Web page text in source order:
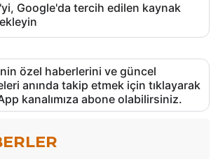
Google'da tercih edilen kaynak
özel haberlerini ve güncel
anında takip etmek için tıklayarak
kanalımıza abone olabilirsiniz.